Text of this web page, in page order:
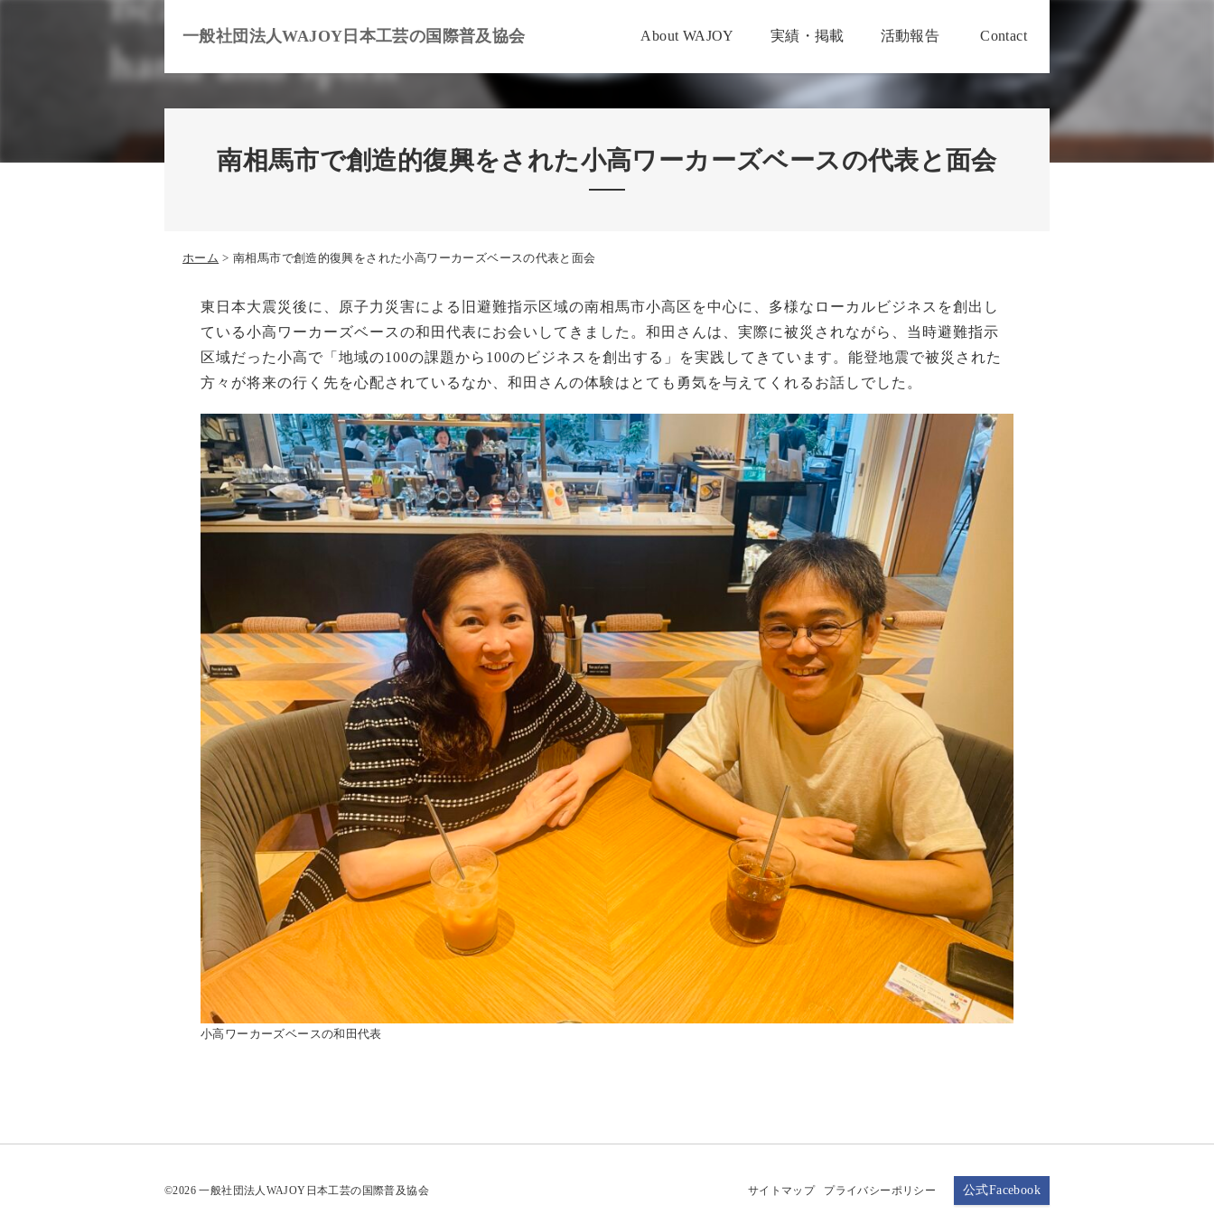
一般社団法人WAJOY日本工芸の国際普及協会 About WAJOY 実績・掲載 活動報告 Contact
南相馬市で創造的復興をされた小高ワーカーズベースの代表と面会
ホーム 南相馬市で創造的復興をされた小高ワーカーズベースの代表と面会
東日本大震災後に、原子力災害による旧避難指示区域の南相馬市小高区を中心に、多様なローカルビジネスを創出し
ている小高ワーカーズベースの和田代表にお会いしてきました。和田さんは、実際に被災されながら、当時避難指示
区域だった小高で「地域の100の課題から100のビジネスを創出する」を実践してきています。能登地震で被災された
方々が将来の行く先を心配されているなか、和田さんの体験はとても勇気を与えてくれるお話しでした。
小高ワーカーズベースの和田代表
サイトマップ プライバシーポリシー 公式Facebook
©2026 一般社団法人WAJOY日本工芸の国際普及協会